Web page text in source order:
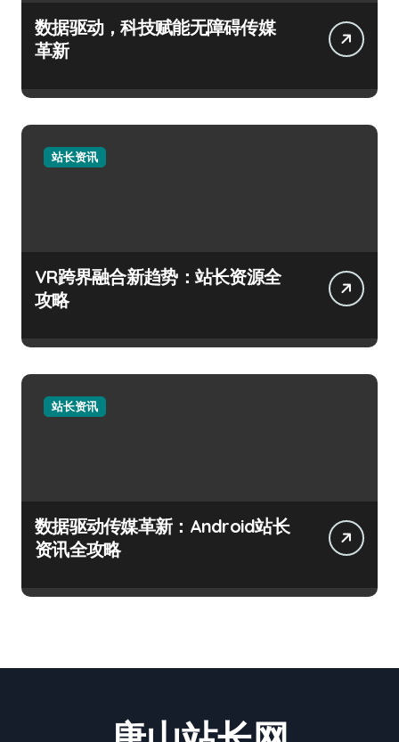
数据驱动，科技赋能无障碍传媒
革新
站长资讯
VR跨界融合新趋势：站长资源全
攻略
站长资讯
数据驱动传媒革新：Android站长
资讯全攻略